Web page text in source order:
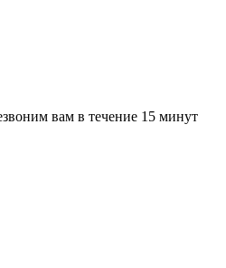
вам в течение 15 минут